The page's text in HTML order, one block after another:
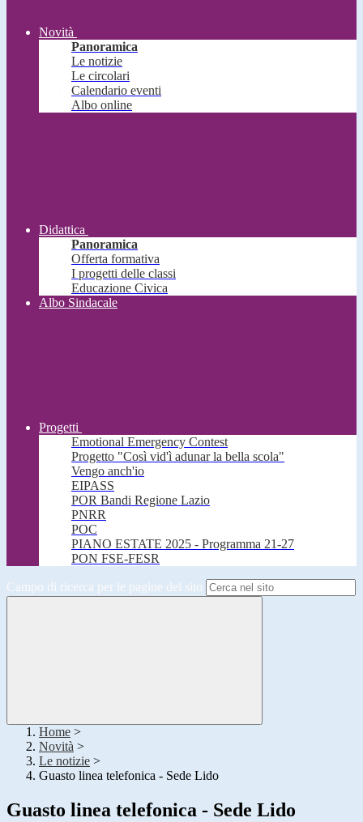
Novità
Panoramica
Le notizie
Le circolari
Calendario eventi
Albo online
Didattica
Panoramica
Offerta formativa
I progetti delle classi
Educazione Civica
Albo Sindacale
Progetti
Emotional Emergency Contest
Progetto "Così vid'ì adunar la bella scola"
Vengo anch'io
EIPASS
POR Bandi Regione Lazio
PNRR
POC
PIANO ESTATE 2025 - Programma 21-27
PON FSE-FESR
Campo di ricerca per le pagine del sito
Home >
Novità >
Le notizie >
Guasto linea telefonica - Sede Lido
Guasto linea telefonica - Sede Lido